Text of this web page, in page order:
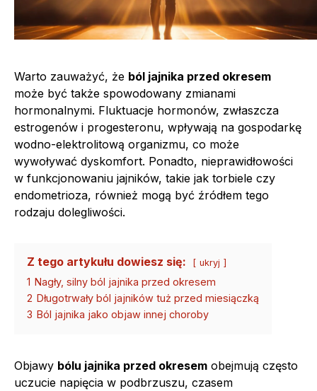
Warto zauważyć, że ból jajnika przed okresem
może być także spowodowany zmianami
hormonalnymi. Fluktuacje hormonów, zwłaszcza
estrogenów i progesteronu, wpływają na gospodarkę
wodno-elektrolitową organizmu, co może
wywoływać dyskomfort. Ponadto, nieprawidłowości
w funkcjonowaniu jajników, takie jak torbiele czy
endometrioza, również mogą być źródłem tego
rodzaju dolegliwości.
Z tego artykułu dowiesz się: ukryj
1 Nagły, silny ból jajnika przed okresem
2 Długotrwały ból jajników tuż przed miesiączką
3 Ból jajnika jako objaw innej choroby
Objawy bólu jajnika przed okresem obejmują często
uczucie napięcia w podbrzuszu, czasem